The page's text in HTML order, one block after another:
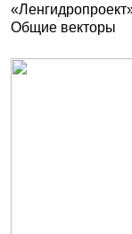
Общие векторы